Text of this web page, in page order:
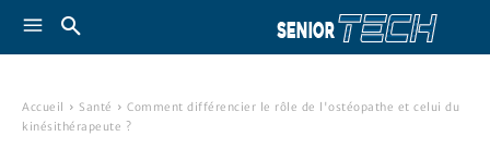
Accueil Santé
Comment différencier le rôle de l'ostéopathe et celui du
kinésithérapeute ?